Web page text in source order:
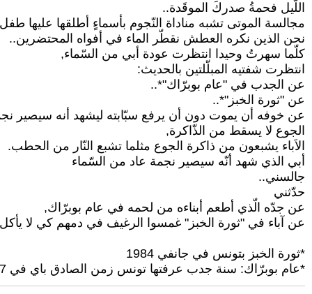
اللّيل فحمةُ صدركَ الموقَدة..
مجالسة الموتى تشبه مناداة النّجوم بأسماءٍ أطلقها عليها
نحن الذين نكره العطش نقطّر الماء في أفواه المحتضرين..
كلّما سهرتُ وحيدا انتظرت عودة أبي من السّماء,
انتظرت شفتيه المبلّلتين بالحديث:
عن الجدب في "عام بوبرّاك"*..
عن "ثورة الخبز"*..
عن خوفه أن يموت دون أن يرفع سبّابته ليشهد أنه سيصير
الجوع لا يسقط من الذّاكرة,
الاَباء يشبعون من ذاكرة الجوع مثلما تشبع النّار من الحطب.
أبي الذي شهد أنّه سيصير نجمة عاد من السّماء
جالسني..
حدّثني
عن جدّه الّذي أطعم أبناءه من لحمه في عام بوبرّاك,
عن آباء في "ثورة الخبز" غمسوا الرغيف في دمهم كي لا يأكل
*ثورة الخبز بتونس في جانفي 1984
*عام بوبرّاك: سنة جدب عرفتها تونس زمن الصادق باي في 1867